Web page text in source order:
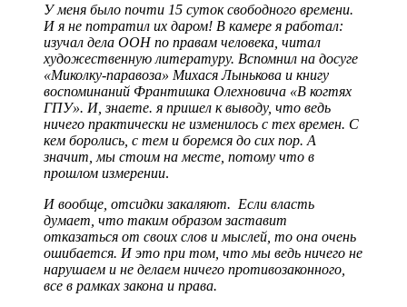
У меня было почти 15 суток свободного времени.
И я не потратил их даром! В камере я работал:
изучал дела ООН по правам человека, читал
художественную литературу. Вспомнил на досуге
«Миколку-паравоза» Михася Лынькова и книгу
воспоминаний Франтишка Олехновича «В когтях
ГПУ». И, знаете. я пришел к выводу, что ведь
ничего практически не изменилось с тех времен. С
кем боролись, с тем и боремся до сих пор. А
значит, мы стоим на месте, потому что в
прошлом измерении.
И вообще, отсидки закаляют. Если власть
думает, что таким образом заставит
отказаться от своих слов и мыслей, то она очень
ошибается. И это при том, что мы ведь ничего не
нарушаем и не делаем ничего противозаконного,
все в рамках закона и права.